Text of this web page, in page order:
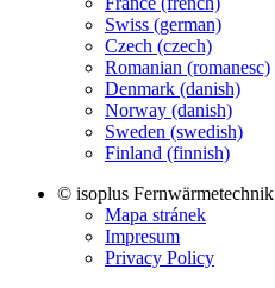
Swiss (german)
Czech (czech)
Romanian (romanesc)
Denmark (danish)
Norway (danish)
Sweden (swedish)
Finland (finnish)
© isoplus Fernwärmetechnik
Mapa stránek
Impresum
Privacy Policy